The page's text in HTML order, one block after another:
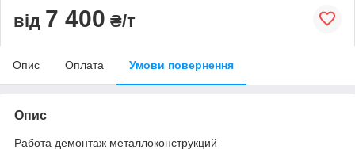
від 7 400 ₴/т
Опис Оплата Умови повернення
Опис
Работа демонтаж металлоконструкций